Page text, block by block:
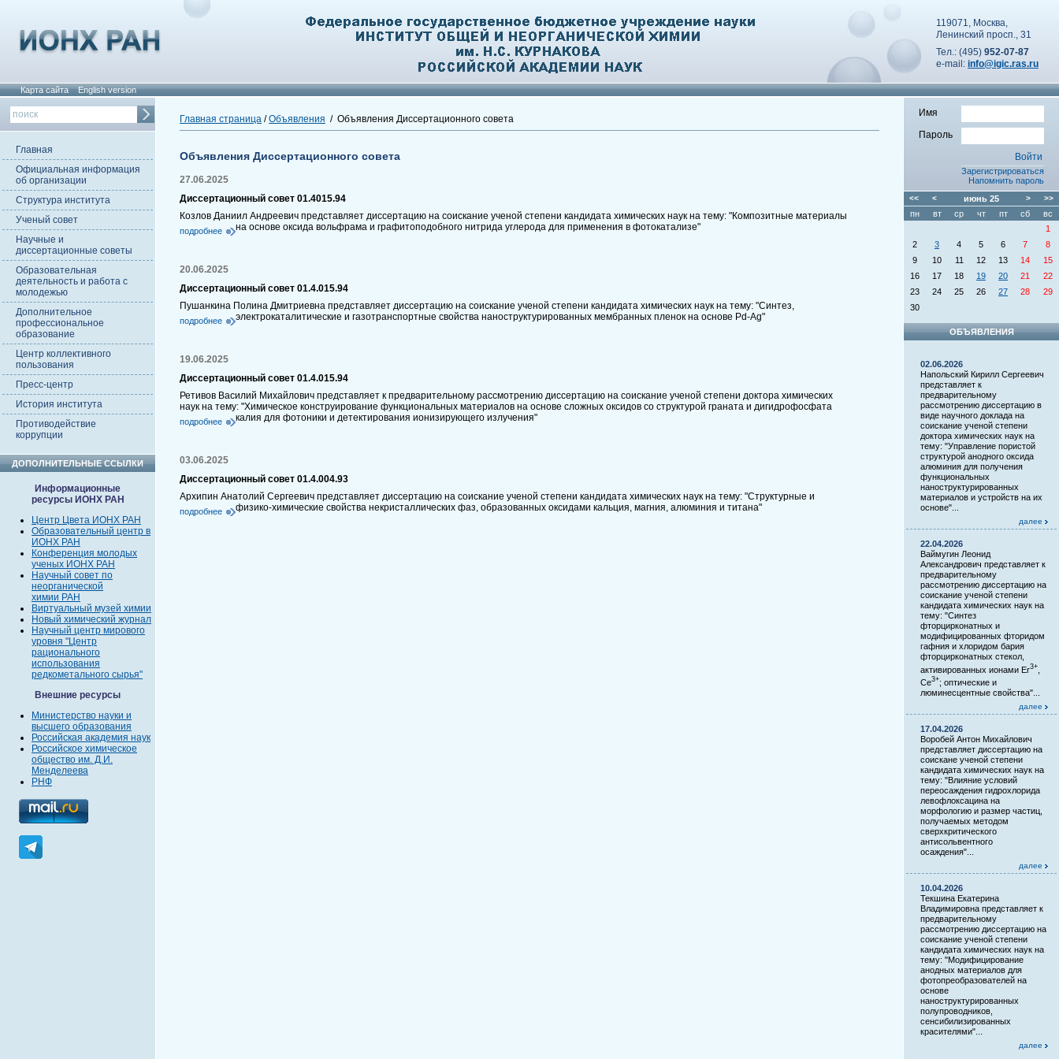
119071, Москва,
Ленинский просп., 31
Тел.: (495) 952-07-87
e-mail: info@igic.ras.ru
Карта сайта English version
Главная
Официальная информация
об организации
Структура института
Ученый совет
Научные и
диссертационные советы
Образовательная
деятельность и работа с
молодежью
Дополнительное
профессиональное
образование
Центр коллективного
пользования
Пресс-центр
История института
Противодействие
коррупции
ДОПОЛНИТЕЛЬНЫЕ ССЫЛКИ
Информационные
ресурсы ИОНХ РАН
Центр Цвета ИОНХ РАН
Образовательный центр в
ИОНХ РАН
Конференция молодых
ученых ИОНХ РАН
Научный совет по
неорганической
химии РАН
Виртуальный музей химии
Новый химический журнал
Научный центр мирового
уровня "Центр
рационального
использования
редкометального сырья"
Внешние ресурсы
Министерство науки и
высшего образования
Российская академия наук
Российское химическое
общество им. Д.И.
Менделеева
РНФ
Главная страница /Объявления / Объявления Диссертационного совета
Объявления Диссертационного совета
27.06.2025
Диссертационный совет 01.4015.94
Козлов Даниил Андреевич представляет диссертацию на соискание ученой степени кандидата химических наук на тему: "Композитные материалы
на основе оксида вольфрама и графитоподобного нитрида углерода для применения в фотокатализе"
подробнее
20.06.2025
Диссертационный совет 01.4.015.94
Пушанкина Полина Дмитриевна представляет диссертацию на соискание ученой степени кандидата химических наук на тему: "Синтез,
электрокаталитические и газотранспортные свойства наноструктурированных мембранных пленок на основе Pd-Ag"
подробнее
19.06.2025
Диссертационный совет 01.4.015.94
Ретивов Василий Михайлович представляет к предварительному рассмотрению диссертацию на соискание ученой степени доктора химических
наук на тему: "Химическое конструирование функциональных материалов на основе сложных оксидов со структурой граната и дигидрофосфата
калия для фотоники и детектирования ионизирующего излучения"
подробнее
03.06.2025
Диссертационный совет 01.4.004.93
Архипин Анатолий Сергеевич представляет диссертацию на соискание ученой степени кандидата химических наук на тему: "Структурные и
физико-химические свойства некристаллических фаз, образованных оксидами кальция, магния, алюминия и титана"
подробнее
Имя
Пароль
Зарегистрироваться
Напомнить пароль
<< < июнь 25 > >>
пн вт ср чт пт сб
вс
1
2
3 4 5 6 7
8
9
10 11 12 13 14
15
16
17 18 19 20 21
22
23
24 25 26 27 28
29
30
ОБЪЯВЛЕНИЯ
02.06.2026
Напольский Кирилл Сергеевич
представляет к
предварительному
рассмотрению диссертацию в
виде научного доклада на
соискание ученой степени
доктора химических наук на
тему: "Управление пористой
структурой анодного оксида
алюминия для получения
функциональных
наноструктурированных
материалов и устройств на их
основе"...
далее
22.04.2026
Ваймугин Леонид
Александрович представляет к
предварительному
рассмотрению диссертацию на
соискание ученой степени
кандидата химических наук на
тему: "Синтез
фторцирконатных и
модифицированных фторидом
гафния и хлоридом бария
фторцирконатных стекол,
активированных ионами Er3+
Ce3+; оптические и
люминесцентные свойства"...
далее
17.04.2026
Воробей Антон Михайлович
представляет диссертацию на
соискане ученой степени
кандидата химических наук на
тему: "Влияние условий
переосаждения гидрохлорида
левофлоксацина на
морфологию и размер частиц,
получаемых методом
сверхкритического
антисольвентного
осаждения"...
далее
10.04.2026
Текшина Екатерина
Владимировна представляет к
предварительному
рассмотрению диссертацию на
соискание ученой степени
кандидата химических наук на
тему: "Модифицирование
анодных материалов для
фотопреобразователей на
основе
наноструктурированных
полупроводников,
сенсибилизированных
красителями"...
далее